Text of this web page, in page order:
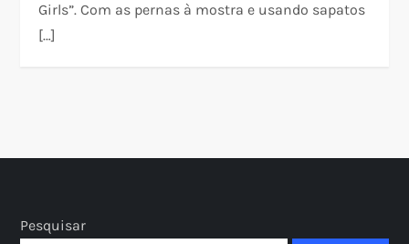
Girls”. Com as pernas à mostra e usando sapatos
[…]
Pesquisar